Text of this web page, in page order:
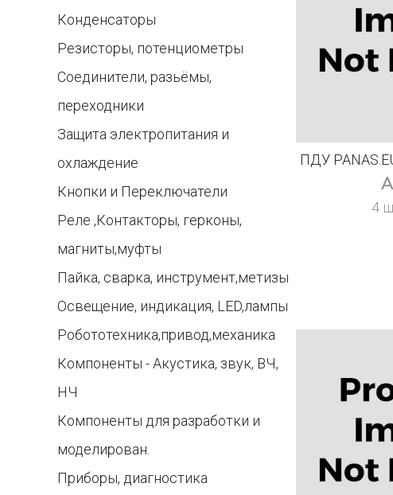
Конденсаторы
Резисторы, потенциометры
Соединители, разьёмы,
переходники
Защита электропитания и
охлаждение
Кнопки и Переключатели
Реле ,Контакторы, герконы,
магниты,муфты
Пайка, сварка, инструмент,метизы
Освещение, индикация, LED,лампы
Робототехника,привод,механика
Компоненты - Акустика, звук, ВЧ,
НЧ
Компоненты для разработки и
моделирован.
Приборы, диагностика
ПДУ
4